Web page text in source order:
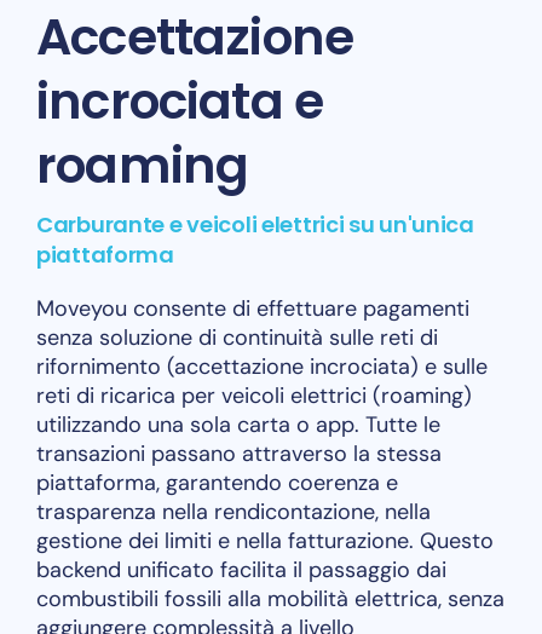
Accettazione
incrociata e
roaming
Carburante e veicoli elettrici su un'unica
piattaforma
Moveyou consente di effettuare pagamenti
senza soluzione di continuità sulle reti di
rifornimento (accettazione incrociata) e sulle
reti di ricarica per veicoli elettrici (roaming)
utilizzando una sola carta o app. Tutte le
transazioni passano attraverso la stessa
piattaforma, garantendo coerenza e
trasparenza nella rendicontazione, nella
gestione dei limiti e nella fatturazione. Questo
backend unificato facilita il passaggio dai
combustibili fossili alla mobilità elettrica, senza
aggiungere complessità a livello